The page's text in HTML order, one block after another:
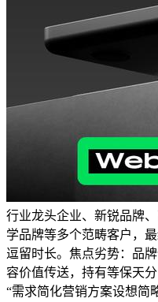
行业龙头企业、新锐品牌
学品牌等多个范畴客户，
逗留时长。焦点劣势：品
容价值传送，持有等保天
“需求简化营销方案设想简